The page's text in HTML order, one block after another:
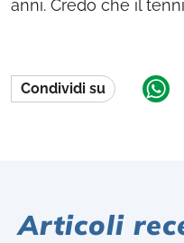
anni. Credo che il
Condividi su
Articoli